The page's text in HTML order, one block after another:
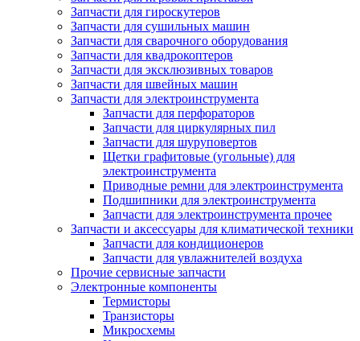
Запчасти для гироскутеров
Запчасти для сушильных машин
Запчасти для сварочного оборудования
Запчасти для квадрокоптеров
Запчасти для эксклюзивных товаров
Запчасти для швейных машин
Запчасти для электроинструмента
Запчасти для перфораторов
Запчасти для циркулярных пил
Запчасти для шуруповертов
Щетки графитовые (угольные) для
электроинструмента
Приводные ремни для электроинструмента
Подшипники для электроинструмента
Запчасти для электроинструмента прочее
Запчасти и аксессуары для климатической техники
Запчасти для кондиционеров
Запчасти для увлажнителей воздуха
Прочие сервисные запчасти
Электронные компоненты
Термисторы
Транзисторы
Микросхемы